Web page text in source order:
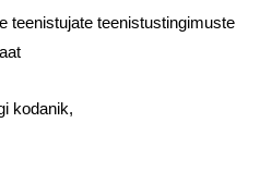
teenistujate teenistustingimuste
kodanik,